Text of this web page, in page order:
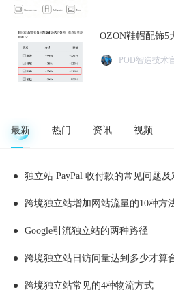
OZON鞋帽配饰5
POD智造技术
最新 热门 资讯 视频
独立站 PayPal 收付款的常见问题
跨境独立站增加网站流量的10种方
Google引流独立站的两种路径
跨境独立站日访问量达到多少才算
跨境独立站常见的4种物流方式